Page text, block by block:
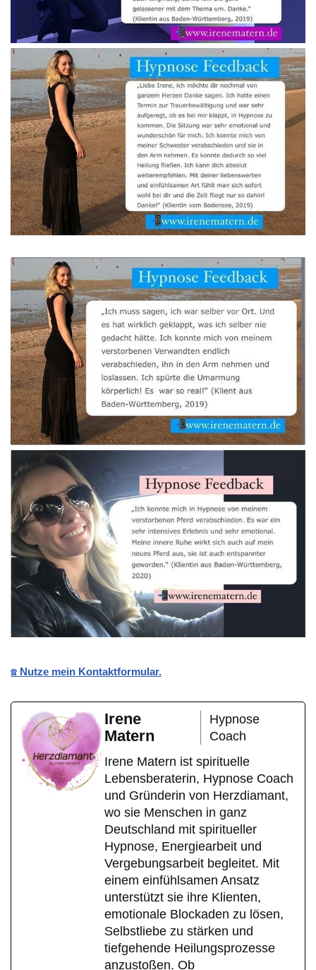
☎️ Nutze mein Kontaktformular.
Irene
Matern
Hypnose
Coach
Irene Matern ist spirituelle
Lebensberaterin, Hypnose Coach
und Gründerin von Herzdiamant,
wo sie Menschen in ganz
Deutschland mit spiritueller
Hypnose, Energiearbeit und
Vergebungsarbeit begleitet. Mit
einem einfühlsamen Ansatz
unterstützt sie ihre Klienten,
emotionale Blockaden zu lösen,
Selbstliebe zu stärken und
tiefgehende Heilungsprozesse
anzustoßen. Ob